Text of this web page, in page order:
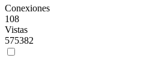
Conexiones
108
Vistas
575382